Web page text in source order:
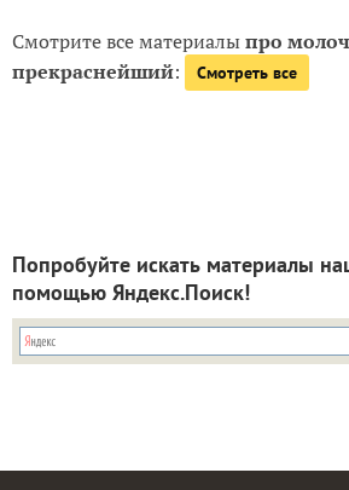
Смотрите все материалыпро
прекраснейший: Смотреть все
Попробуйте искать материалы
помощью Яндекс.Поиск!